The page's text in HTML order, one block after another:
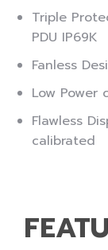
Triple
PDU IP69K
Fanless
Low Power
Flawless
calibrated